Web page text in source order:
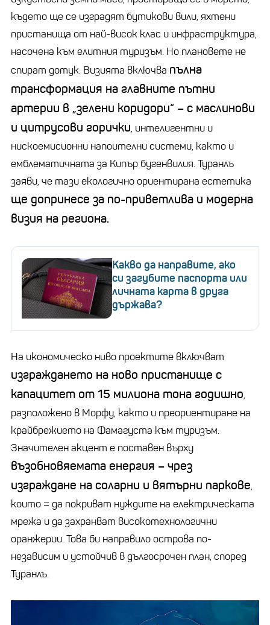
където ще се изградят бутикови вили, яхтени
пристанища от най-висок клас и инфраструктура,
насочена към елитния туризъм. Но плановете не
спират дотук. Визията включва пълна
трансформация на главните пътни
артерии в „зелени коридори“ – с маслинови
и цитрусови горички, интелигентни и
нискоемисионни напоителни системи, както и
емблематичната за Кипър бугенвилия. Туранлъ
заяви, че тази екологично ориентирана естетика
ще допринесе за по-приветлива и модерна
визия на региона.
Какво да направите, ако
си загубите паспорта или
личната карта в друга
държава?
На икономическо ниво проектите включват
изграждането на ново пристанище с
капацитет от 15 милиона тона годишно,
разположено в Морфу, както и преориентиране на
крайбрежието на Фамагуста към туризъм.
Значителен акцент е поставен върху
възобновяемата енергия – чрез
изграждане на соларни и вятърни паркове,
които = да покриват нуждите на електрическата
мрежа и да захранват високотехнологични
оранжерии. Това би направило острова по-
независим и устойчив в дългосрочен план, според
Туранлъ.